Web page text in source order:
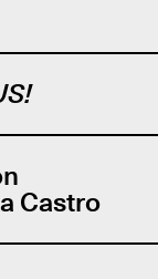
Castro